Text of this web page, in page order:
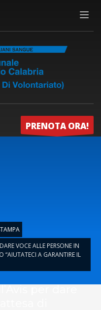
PRENOTA ORA!
VOCE ALLE PERSONE IN
“AIUTATECI A GARANTIRE IL